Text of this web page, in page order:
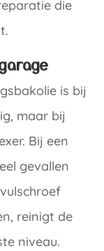
die
is bij
maar bij
Bij een
gevallen
reinigt de
niveau.